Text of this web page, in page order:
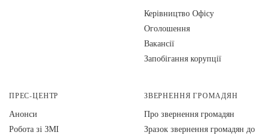
Керівництво Офісу
Оголошення
Вакансії
Запобігання корупції
ПРЕС-ЦЕНТР
Анонси
Робота зі ЗМІ
ЗВЕРНЕННЯ ГРОМАДЯН
Про звернення громадян
Зразок звернення громадян до